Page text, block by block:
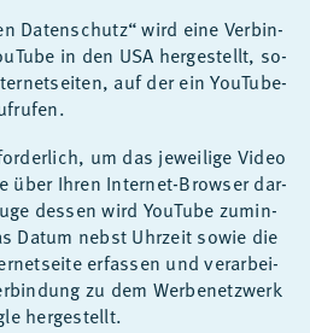
Da­ten­schutz“ wird eine Ver­bin­
in den USA her­ge­stellt, so­
auf der ein YouTube-
um das je­wei­li­ge Vi­deo
über Ih­ren In­ter­net-Brow­ser dar­
des­sen wird YouTube zu­min­
Da­tum nebst Uhr­zeit so­wie die
er­fas­sen und ver­ar­bei­
zu dem Wer­be­netz­werk
her­ge­stellt.